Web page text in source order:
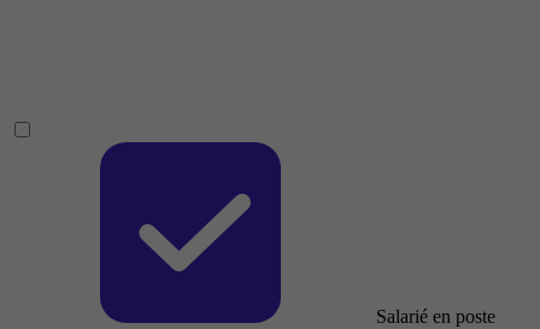
Salarié en poste